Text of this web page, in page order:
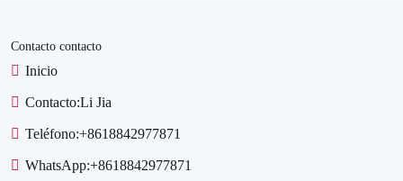
Contacto contacto
Inicio
Contacto:Li Jia
Teléfono:+8618842977871
WhatsApp:+8618842977871